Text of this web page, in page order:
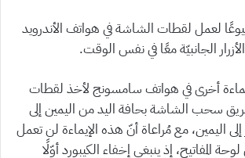
لعمل لقطات الشاشة في هواتف الأندرويد
الجانبيّة معًا في نفس الوقت.
أخرى في هواتف سامسونج لأخذ لقطات
سحب الشاشة بحافة اليد من اليمين إلى
اليمين، مع مُراعاة أنّ هذه الإيماءة لن تعمل
المفاتيح، إذ ينبغي إخفاء الكيبورد أوّلًا